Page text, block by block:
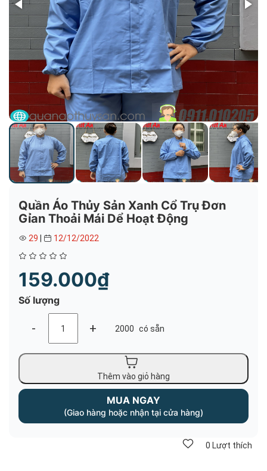
Quần Áo Thủy Sản Xanh Cổ Trụ Đơn
Gỉan Thoải Mái Dể Hoạt Động
29 12/12/2022
159.000₫
Số lượng
- + 2000 có sẵn
Thêm vào giỏ hàng
MUA NGAY
(Giao hàng hoặc nhận tại cửa hàng)
0 Lượt thích